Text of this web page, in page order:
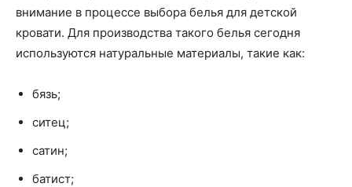
внимание в процессе выбора белья для детской
кровати. Для производства такого белья сегодня
используются натуральные материалы, такие как:
бязь;
ситец;
сатин;
батист;